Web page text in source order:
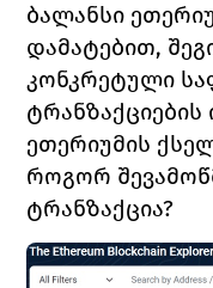
ბალანსი
დამატებით,
კონკრეტული
ეთერიუმის
როგორ
ტრანზაქცია?